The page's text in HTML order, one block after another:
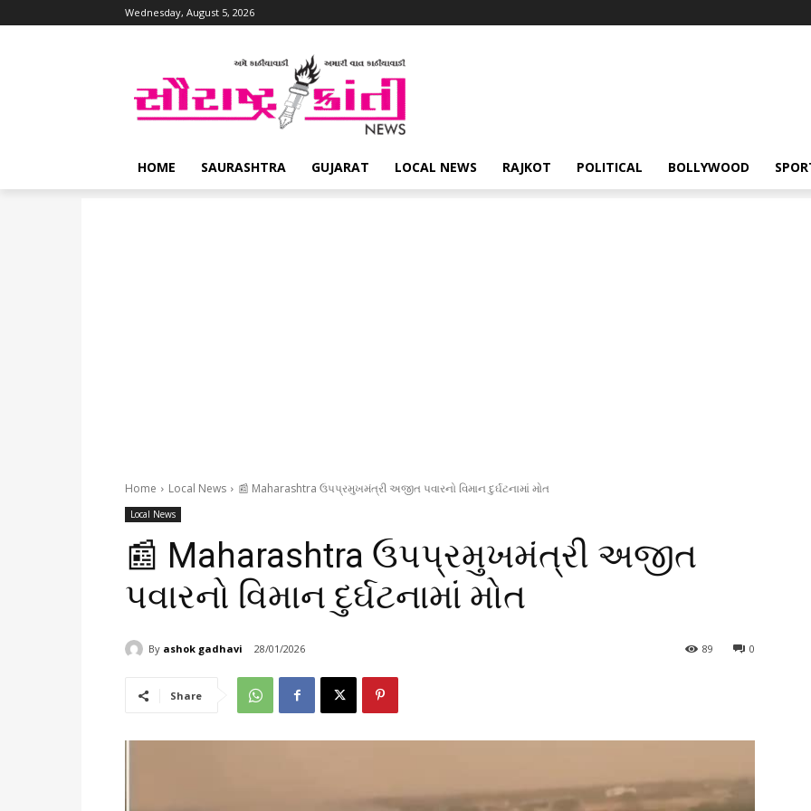
Wednesday, August 5, 2026
HOME SAURASHTRA GUJARAT LOCAL NEWS RAJKOT POLITICAL BOLLYWOOD
Home Local News 📰 Maharashtra ઉપપ્રમુખમંત્રી અજીત પવારનો વિમાન દુર્ઘટનામાં મોત
Local News
📰 Maharashtra ઉપપ્રમુખમંત્રી અજીત
પવારનો વિમાન દુર્ઘટનામાં મોત
By ashok gadhavi 28/01/2026 0
89
Share